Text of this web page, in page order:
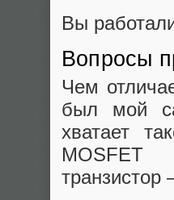
Вы
Вопросы
Чем
был мой
хватает
MOSFET